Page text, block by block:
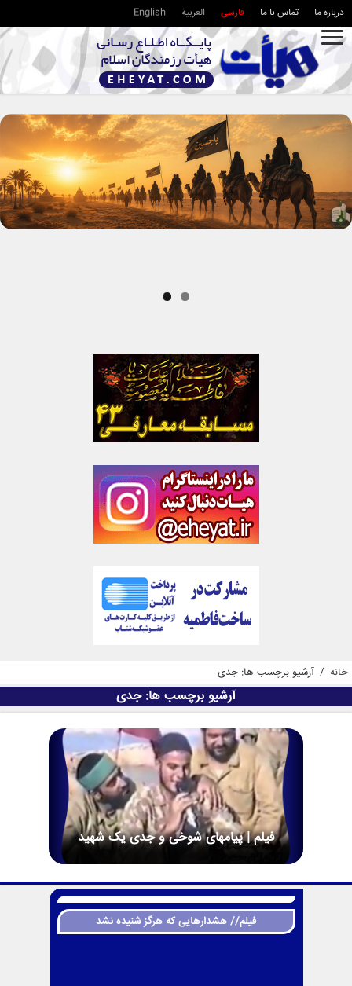
درباره ما تماس با ما فارسی العربية English
خانه / آرشیو برچسب ها: جدی
آرشیو برچسب ها:جدی
فیلم | پیامهای شوخی و جدی یک شهید
فیلم// هشدارهایی که هرگز شنیده نشد